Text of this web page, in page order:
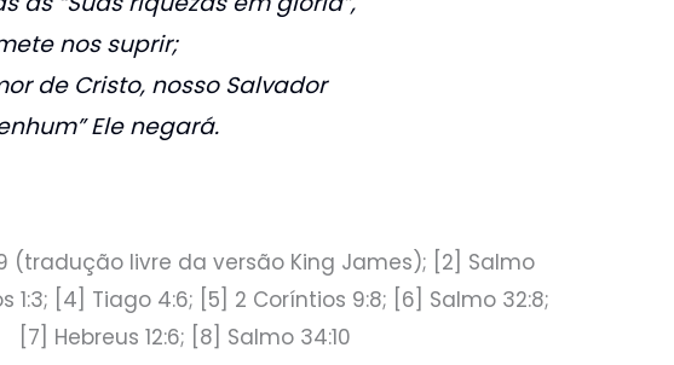
nos suprir;
de Cristo, nosso Salvador
Ele negará.
(tradução livre da versão King James); [2] Salmo
1:3; [4] Tiago 4:6; [5] 2 Coríntios 9:8; [6] Salmo 32:8;
[7] Hebreus 12:6; [8] Salmo 34:10